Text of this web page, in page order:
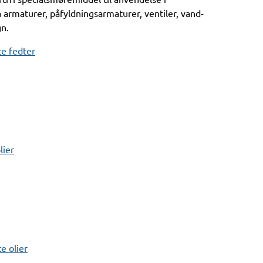
fedter
olier
påfyldningsarmaturer, ventiler, vand-